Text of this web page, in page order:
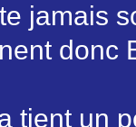
jamais
donc
tient un